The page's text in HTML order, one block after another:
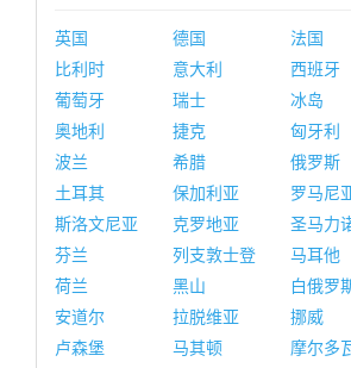
英国 德国
法国
比利时
意大利
西班牙
葡萄牙
瑞士
冰岛
奥地利
捷克
匈牙利
波兰
希腊
俄罗斯
土耳其
保加利亚
罗马尼
斯洛文尼亚
克罗地亚
圣马力
芬兰
列支敦士登
马耳他
荷兰
黑山
白俄罗
安道尔
拉脱维亚
挪威
卢森堡
马其顿
摩尔多